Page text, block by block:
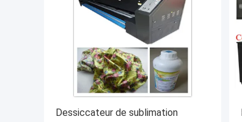
Dessiccateur de sublimation